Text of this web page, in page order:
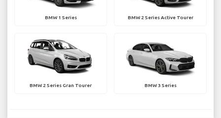
BMW 1 Series BMW 2 Series Active Tourer
BMW 2 Series Gran Tourer BMW 3 Series